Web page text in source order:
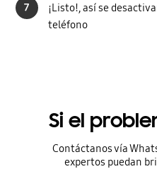
7
¡Listo!, así se
teléfono
Si el
Contáctanos vía
expertos puedan